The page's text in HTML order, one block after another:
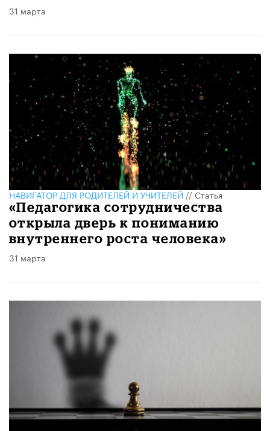
31 марта
НАВИГАТОР ДЛЯ РОДИТЕЛЕЙ И УЧИТЕЛЕЙ//Статья
«Педагогика сотрудничества
открыла дверь к пониманию
внутреннего роста человека»
31 марта